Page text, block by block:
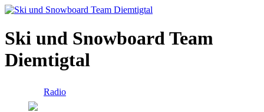
Ski und Snowboard Team
Diemtigtal
Radio